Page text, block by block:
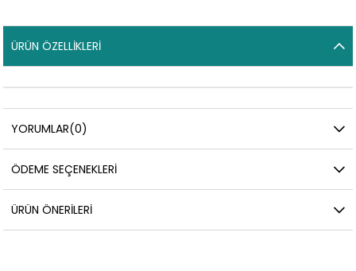
ÜRÜN ÖZELLIKLERI
YORUMLAR(0)
ÖDEME SEÇENEKLERI
ÜRÜN ÖNERILERI